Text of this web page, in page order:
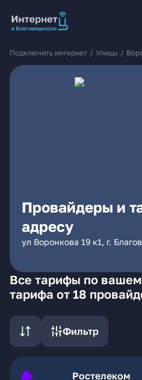
Подключить интернет / Улицы /
Провайдеры и
адресу
ул Воронкова 19 к1, г.
Все тарифы по
тарифа от 18
Фильтр
Ростелеком